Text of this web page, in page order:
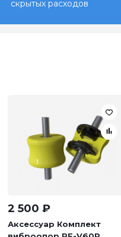
скрытых расходов
2 500 ₽
Аксессуар Комплект